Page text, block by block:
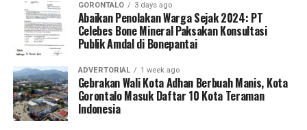
GORONTALO 3 days ago
Abaikan Penolakan Warga Sejak 2024: PT
Celebes Bone Mineral Paksakan Konsultasi
Publik Amdal di Bonepantai
ADVERTORIAL 1 week ago
Gebrakan Wali Kota Adhan Berbuah Manis, Kota
Gorontalo Masuk Daftar 10 Kota Teraman
Indonesia